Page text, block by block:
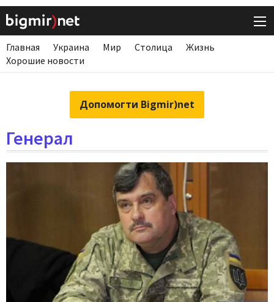
Главная Украина Мир Столица
Жизнь
Хорошие новости
Допомогти Bigmir)net
Генерал